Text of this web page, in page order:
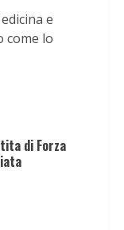
e
come lo
di Forza